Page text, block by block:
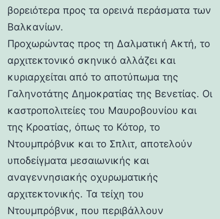
βορειότερα προς τα ορεινά περάσματα των
Βαλκανίων.
Προχωρώντας προς τη Δαλματική Ακτή, το
αρχιτεκτονικό σκηνικό αλλάζει και
κυριαρχείται από το αποτύπωμα της
Γαληνοτάτης Δημοκρατίας της Βενετίας. Οι
καστροπολιτείες του Μαυροβουνίου και
της Κροατίας, όπως το Κότορ, το
Ντουμπρόβνικ και το Σπλιτ, αποτελούν
υποδείγματα μεσαιωνικής και
αναγεννησιακής οχυρωματικής
αρχιτεκτονικής. Τα τείχη του
Ντουμπρόβνικ, που περιβάλλουν